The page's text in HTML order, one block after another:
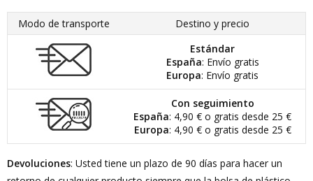
Modo de transporte
Destino y precio
Estándar
España: Envío gratis
Europa: Envío gratis
Con seguimiento
España: 4,90 € o gratis desde 25 €
Europa: 4,90 € o gratis desde 25 €
Devoluciones: Usted tiene un plazo de 90 días para hacer un